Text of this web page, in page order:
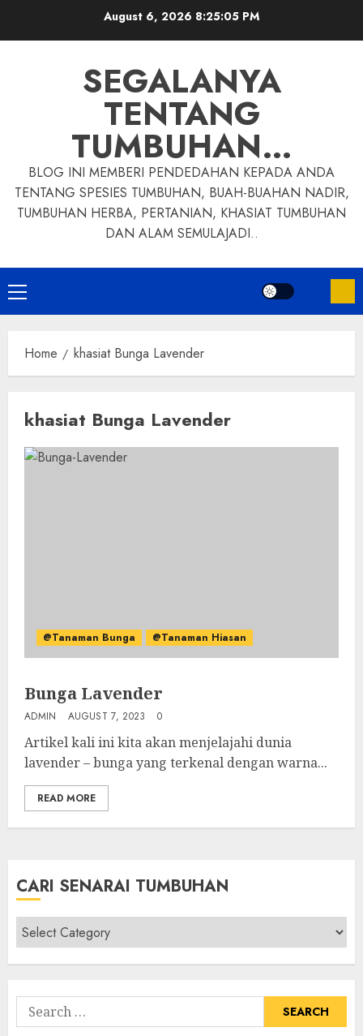
August 6, 2026 8:25:06 PM
SEGALANYA
TENTANG
TUMBUHAN…
BLOG INI MEMBERI PENDEDAHAN KEPADA ANDA
TENTANG SPESIES TUMBUHAN, BUAH-BUAHAN NADIR,
TUMBUHAN HERBA, PERTANIAN, KHASIAT TUMBUHAN
DAN ALAM SEMULAJADI..
Primary
Menu
Home khasiat Bunga Lavender
khasiat Bunga Lavender
@Tanaman Bunga @Tanaman Hiasan
Bunga Lavender
ADMIN AUGUST 7, 2023 0
Artikel kali ini kita akan menjelajahi dunia
lavender – bunga yang terkenal dengan warna...
READ MORE
CARI SENARAI TUMBUHAN
Cari
Senarai
Tumbuhan
Search
for: